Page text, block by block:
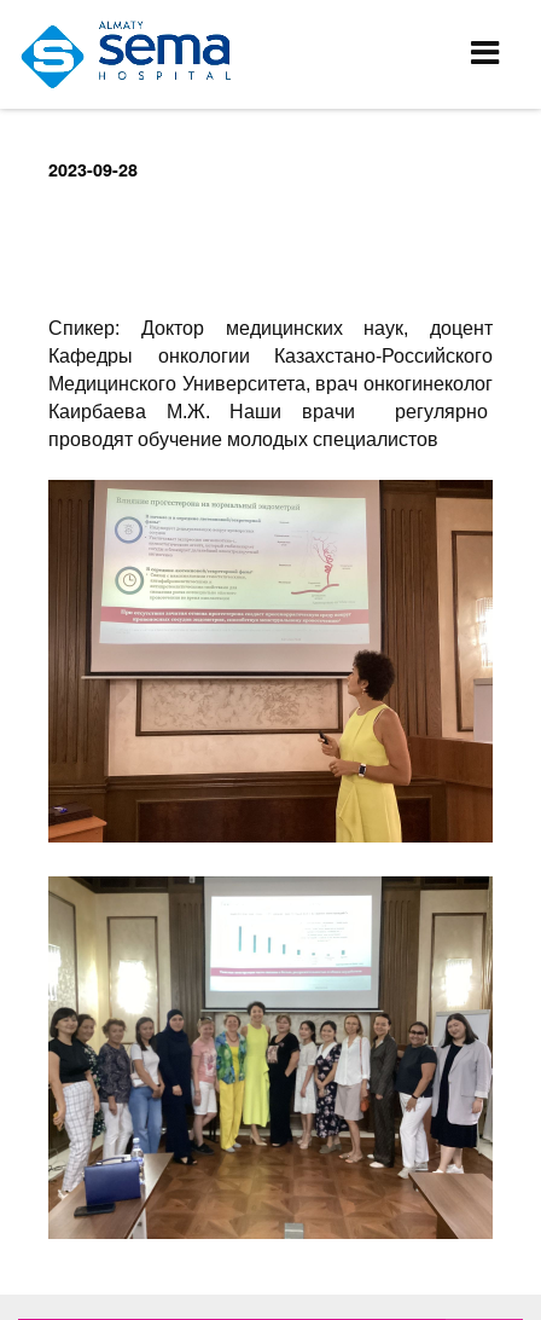
2023-09-28
Спикер: Доктор медицинских наук, доцент
Кафедры онкологии Казахстано-Российского
Медицинского Университета, врач онкогинеколог
Каирбаева М.Ж. Наши врачи регулярно
проводят обучение молодых специалистов